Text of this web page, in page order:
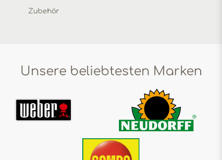
Zubehör
Unsere beliebtesten Marken